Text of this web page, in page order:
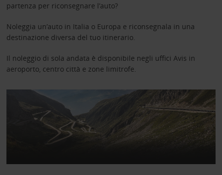
partenza per riconsegnare l’auto?
Noleggia un’auto in Italia o Europa e riconsegnala in una
destinazione diversa del tuo itinerario.
Il noleggio di sola andata è disponibile negli uffici Avis in
aeroporto, centro città e zone limitrofe.